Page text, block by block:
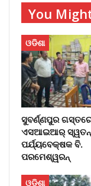
You
ଓଡିଶା
ସୁବର୍ଣ୍ଣପୁର
ଏସଆଇଆର୍
ପର୍ଯ୍ୟବେକ୍ଷକ ବି.
ପରମେଶ୍ୱରନ୍
ଓଡିଶା